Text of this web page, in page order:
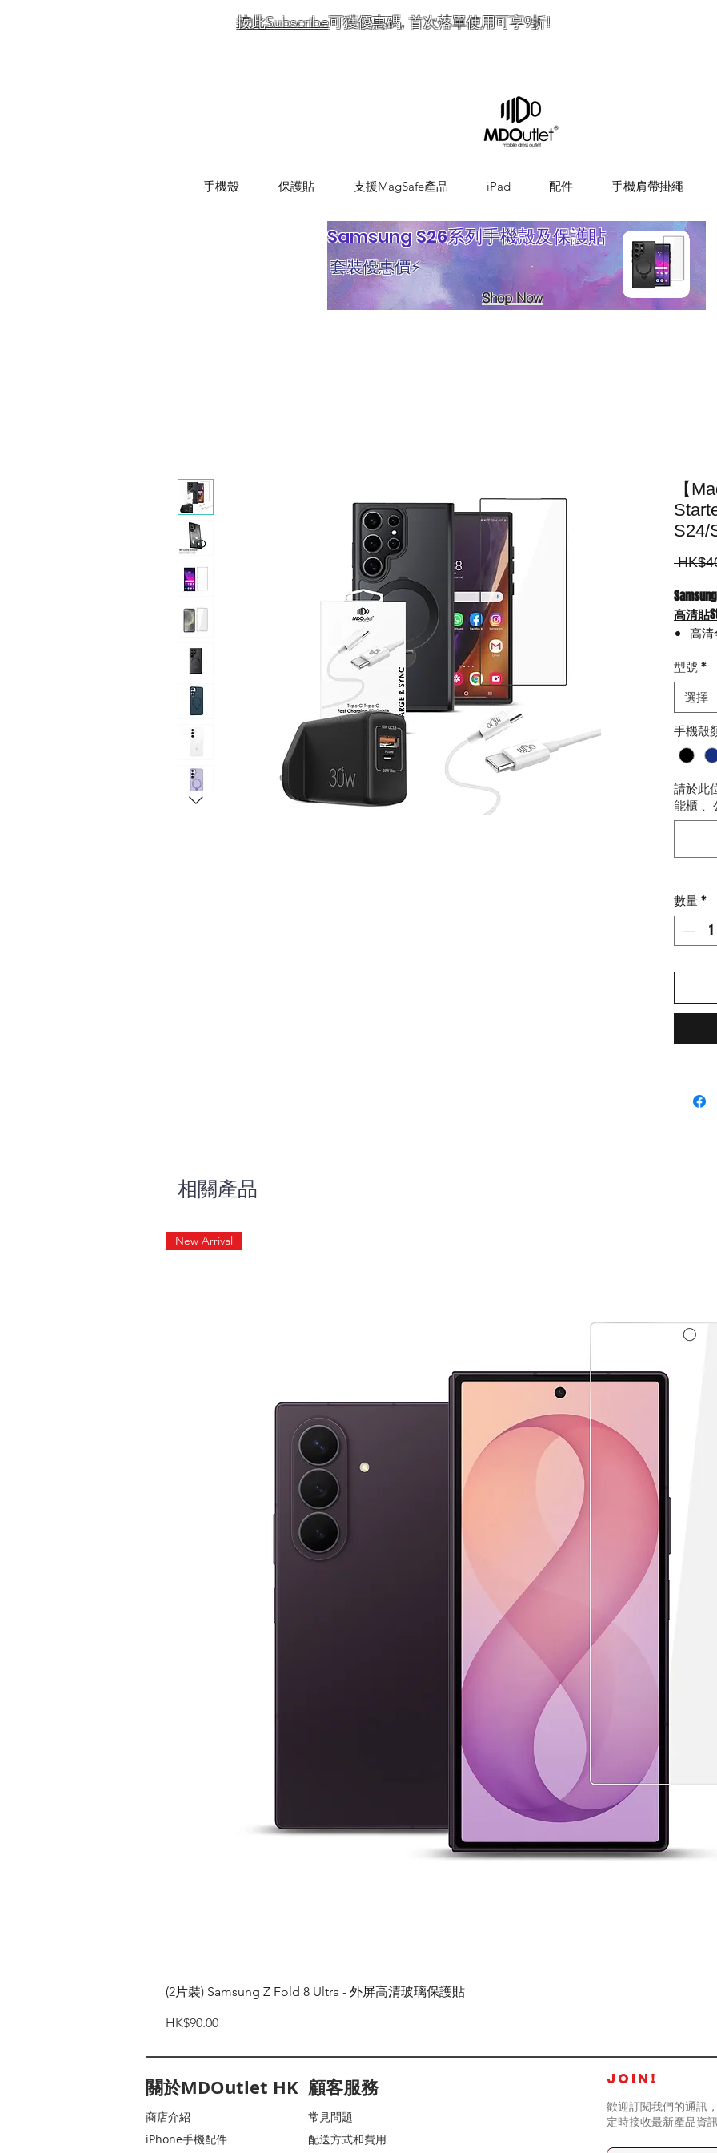
按此Subscribe可獲優惠碼, 首次落單使用可享9折!
手機殼 保護貼 支援MagSafe產品 iPad 配件 手機肩帶掛繩
Samsung S26系列手機殼及保護貼
套裝優惠價⚡
Shop Now
【
S24/
高清貼
高清
3.0
(1米
【
支
磨
手機
雙
鏡
型號*
選擇
手機殼
請於此
能櫃 、
數量*
相關產品
New Arrival
(2片裝) Samsung Z Fold 8 Ultra - 外屏高清玻璃保護貼
價格
HK$90.00
關於MDOutlet HK
商店介紹
iPhone手機配件
顧客服務
常見問題
配送方式和費用
JOIN!
歡迎訂閱我們的通訊
定時接收最新產品資